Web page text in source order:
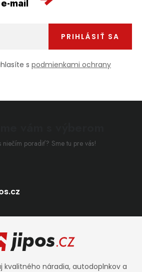
mail
s podmienkami ochrany
PRIHLÁSIŤ SA
niečím poradiť? Sme tu pre vás!
kvalitného náradia, autodoplnkov a